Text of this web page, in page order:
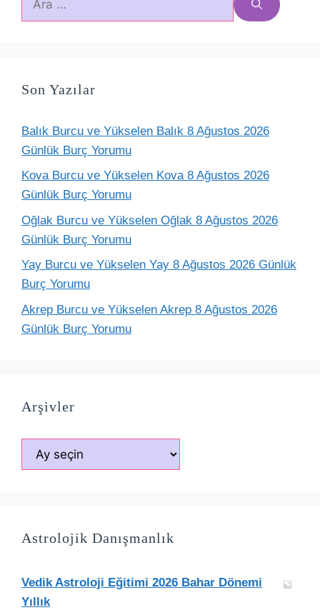
Son Yazılar
Balık Burcu ve Yükselen Balık 8 Ağustos 2026
Günlük Burç Yorumu
Kova Burcu ve Yükselen Kova 8 Ağustos 2026
Günlük Burç Yorumu
Oğlak Burcu ve Yükselen Oğlak 8 Ağustos 2026
Günlük Burç Yorumu
Yay Burcu ve Yükselen Yay 8 Ağustos 2026 Günlük
Burç Yorumu
Akrep Burcu ve Yükselen Akrep 8 Ağustos 2026
Günlük Burç Yorumu
Arşivler
Arşivler
Astrolojik Danışmanlık
Vedik Astroloji Eğitimi 2026 Bahar Dönemi
Yıllık